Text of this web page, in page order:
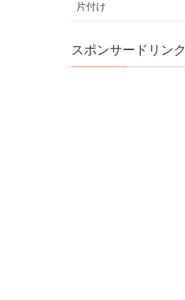
片付け
スポンサードリンク